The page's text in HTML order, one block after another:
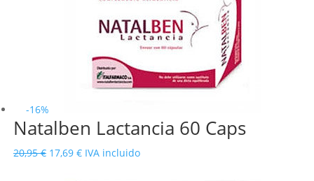
-16%
Natalben Lactancia 60 Caps
20,95€ El
17,69 €ElIVA incluido